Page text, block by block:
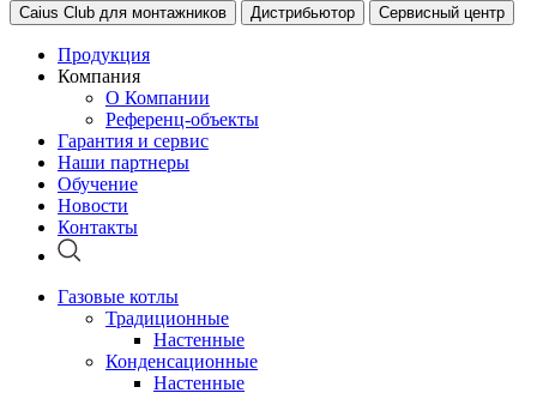
Caius Club для монтажников Дистрибьютор Сервисный центр
Продукция
Компания
О Компании
Референц-объекты
Гарантия и сервис
Наши партнеры
Обучение
Новости
Контакты
Газовые котлы
Традиционные
Настенные
Конденсационные
Настенные